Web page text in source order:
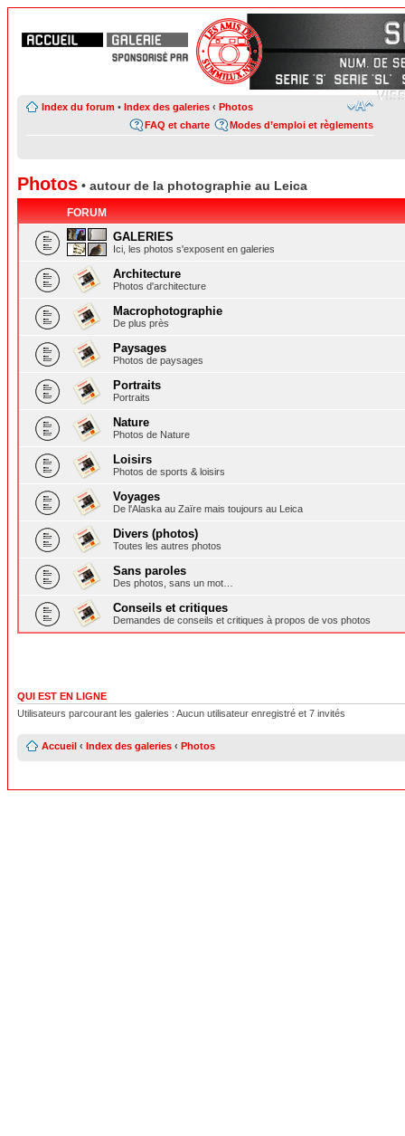
Index du forum • Index des galeries ‹ Photos
Modes d’emploi et règlements
FAQ et charte
Photos • autour de la photographie au Leica
FORUM
GALERIES
Ici, les photos s'exposent en galeries
Architecture
Photos d'architecture
Macrophotographie
De plus près
Paysages
Photos de paysages
Portraits
Portraits
Nature
Photos de Nature
Loisirs
Photos de sports & loisirs
Voyages
De l'Alaska au Zaïre mais toujours au Leica
Divers (photos)
Toutes les autres photos
Sans paroles
Des photos, sans un mot…
Conseils et critiques
Demandes de conseils et critiques à propos de vos photos
QUI EST EN LIGNE
Utilisateurs parcourant les galeries : Aucun utilisateur enregistré et 7 invités
Accueil ‹ Index des galeries ‹ Photos